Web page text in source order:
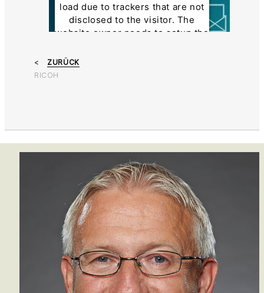
load due to trackers that are not
disclosed to the visitor. The
website owner needs to setup the
content to the list of technologies
ZURÜCK
RICOH